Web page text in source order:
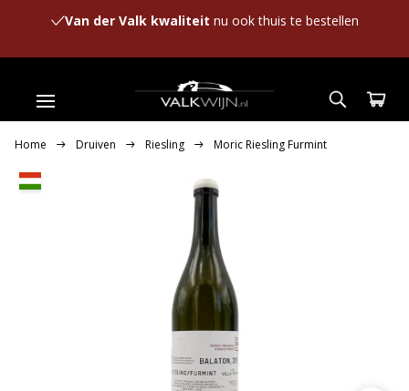
Van der Valk kwaliteit nu ook thuis te bestellen
Home Druiven Riesling Moric Riesling Furmint